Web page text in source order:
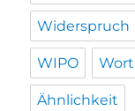
Widerspruch
WIPO
Ähnlichkeit